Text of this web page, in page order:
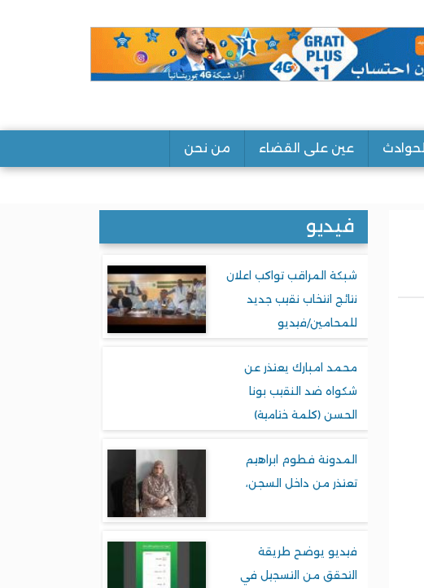
عين على القضاء من نحن
فيديو
شبكة المراقب تواكب اعلان
نتائج انتخاب نقيب جديد
للمحامين/فيديو
محمد امبارك يعتذر عن
شكواه ضد النقيب بونا
الحسن (كلمة ختامية)
المدونة فطوم ابراهيم
تعتذر من داخل السجن،
فيديو يوضح طريقة
التحقق من التسجيل في